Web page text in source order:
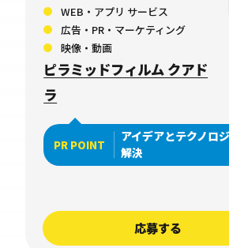
WEB・アプリ サービス
広告・PR・マーケティング
映像・動画
ピラミッドフィルム クアド
ラ
PR POINT
アイデアとテクノロ
解決
応募する